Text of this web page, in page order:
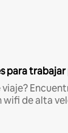
para
de alta